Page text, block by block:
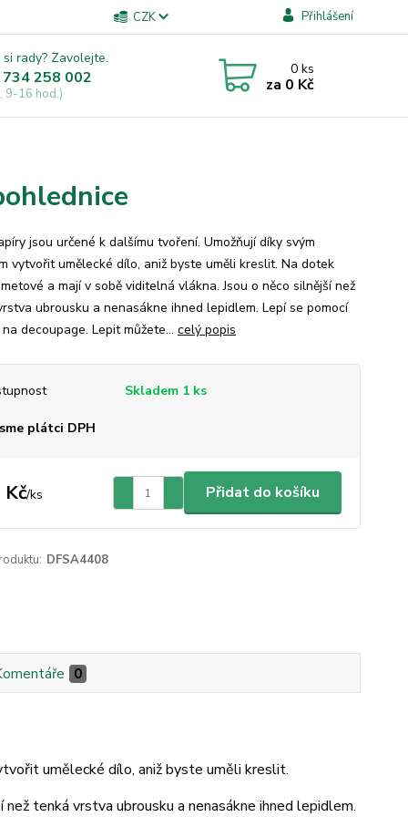
CZK Přihlášení
rady? Zavolejte.
258 002
9-16 hod.)
0ks
za 0 Kč
jsou určené k dalšímu tvoření. Umožňují díky svým
vytvořit umělecké dílo, aniž byste uměli kreslit. Na dotek
a mají v sobě viditelná vlákna. Jsou o něco silnější než
ubrousku a nenasákne ihned lepidlem. Lepí se pomocí
decoupage. Lepit můžete... celý popis
Skladem 1 ks
plátci DPH
Kč/ks Přidat do košíku
DFSA4408
0
umělecké dílo, aniž byste uměli kreslit.
tenká vrstva ubrousku a nenasákne ihned lepidlem.